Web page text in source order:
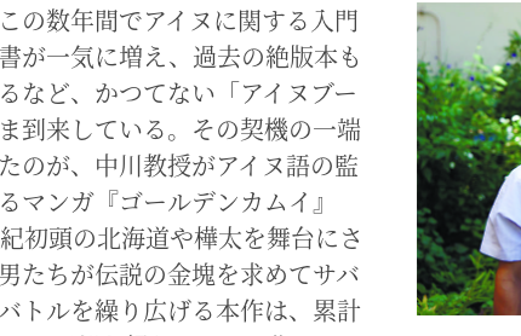
の数年間でアイヌに関する入門
が一気に増え、過去の絶版本も
など、かつてない「アイヌブー
到来している。その契機の一端
のが、中川教授がアイヌ語の監
マンガ『ゴールデンカムイ』
初頭の北海道や樺太を舞台にさ
たちが伝説の金塊を求めてサバ
トルを繰り広げる本作は、累計